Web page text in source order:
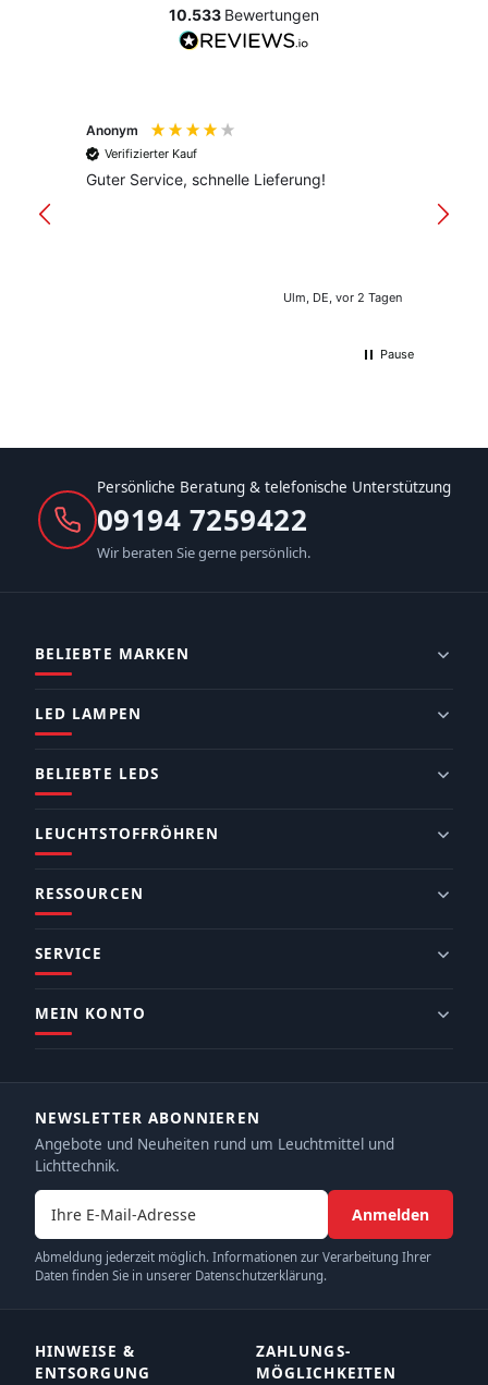
10.533 Bewertungen
Anonym
Verifizierter Kauf
Guter Service, schnelle Lieferung!
Ulm, DE, vor 2 Tagen
Pause
Persönliche Beratung & telefonische Unterstützung
09194 7259422
Wir beraten Sie gerne persönlich.
BELIEBTE MARKEN
LED LAMPEN
BELIEBTE LEDS
LEUCHTSTOFFRÖHREN
RESSOURCEN
SERVICE
MEIN KONTO
NEWSLETTER ABONNIEREN
Angebote und Neuheiten rund um Leuchtmittel und
Lichttechnik.
E-Mail-Adresse
Anmelden
Abmeldung jederzeit möglich. Informationen zur Verarbeitung Ihrer
Daten finden Sie in unserer Datenschutzerklärung.
HINWEISE &
ENTSORGUNG
ZAHLUNGS­
MÖGLICHKEITEN